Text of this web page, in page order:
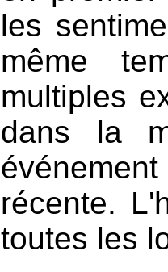
les
même
multiples
dans la
récente.
toutes les